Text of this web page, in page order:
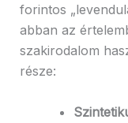
forintos
abban az
szakirodalom
része: